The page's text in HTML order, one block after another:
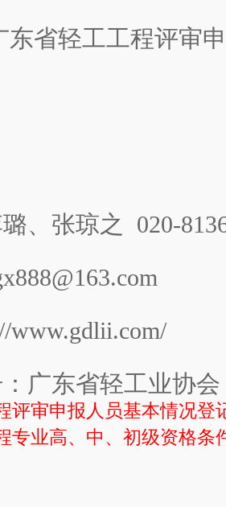
东省轻工工程评审
、张琼之 020-
www.gdlii.com/
广东省轻工业协会
评审申报人员基本情况登
专业高、中、初级资格条